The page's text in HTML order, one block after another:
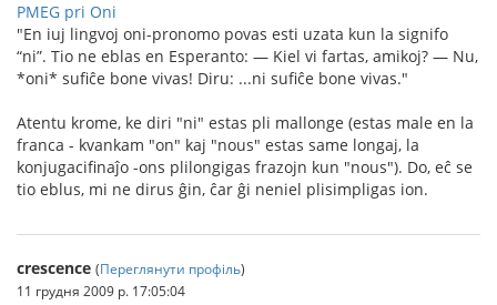
PMEG pri Oni
"En iuj lingvoj oni-pronomo povas esti uzata kun la signifo
“ni”. Tio ne eblas en Esperanto: — Kiel vi fartas, amikoj? — Nu,
*oni* sufiĉe bone vivas! Diru: ...ni sufiĉe bone vivas."
Atentu krome, ke diri "ni" estas pli mallonge (estas male en la
franca - kvankam "on" kaj "nous" estas same longaj, la
konjugacifinaĵo -ons plilongigas frazojn kun "nous"). Do, eĉ se
tio eblus, mi ne dirus ĝin, ĉar ĝi neniel plisimpligas ion.
crescence (Переглянути профіль)
11 грудня 2009 р. 17:05:04